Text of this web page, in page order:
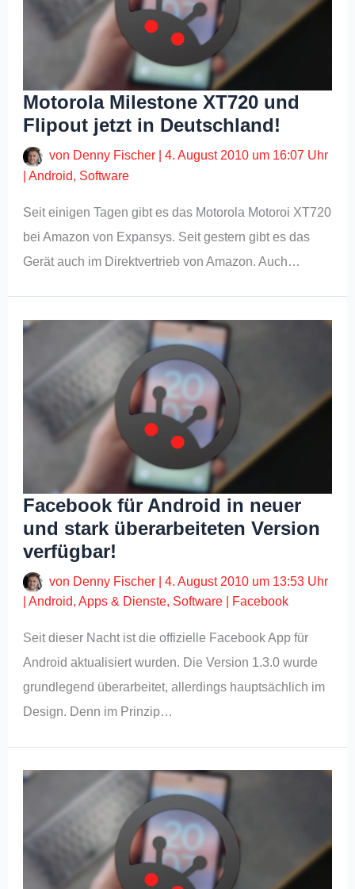
Motorola Milestone XT720 und
Flipout jetzt in Deutschland!
von Denny Fischer |4. August 2010 um 16:07 Uhr
|Android, Software
Seit einigen Tagen gibt es das Motorola Motoroi XT720
bei Amazon von Expansys. Seit gestern gibt es das
Gerät auch im Direktvertrieb von Amazon. Auch…
Facebook für Android in neuer
und stark überarbeiteten Version
verfügbar!
von Denny Fischer |4. August 2010 um 13:53 Uhr
|Android,Apps & Dienste, Software Facebook
Seit dieser Nacht ist die offizielle Facebook App für
Android aktualisiert wurden. Die Version 1.3.0 wurde
grundlegend überarbeitet, allerdings hauptsächlich im
Design. Denn im Prinzip…